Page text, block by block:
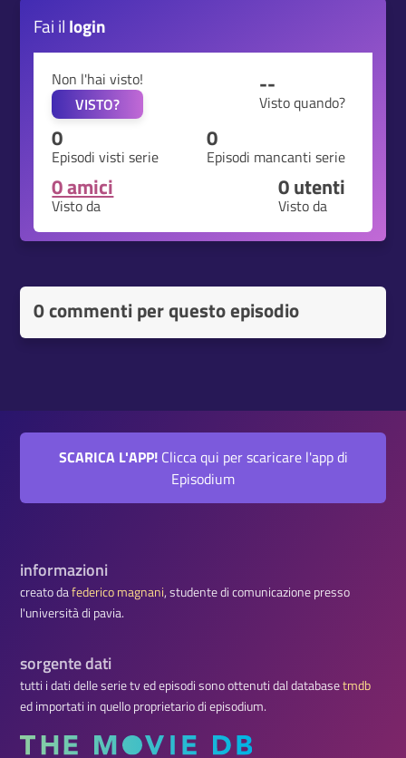
Fai il login
Non l'hai visto!
VISTO?
--
Visto quando?
0
Episodi visti serie
0
Episodi mancanti serie
0 amici
Visto da
0utenti
Visto da
0 commenti per questo episodio
SCARICA L'APP!Clicca qui per scaricare l'app di
Episodium
informazioni
creato dafederico magnani, studente di comunicazione presso
l'università di pavia.
sorgente dati
tutti i dati delle serie tv ed episodi sono ottenuti dal databasetmdb
ed importati in quello proprietario di episodium.